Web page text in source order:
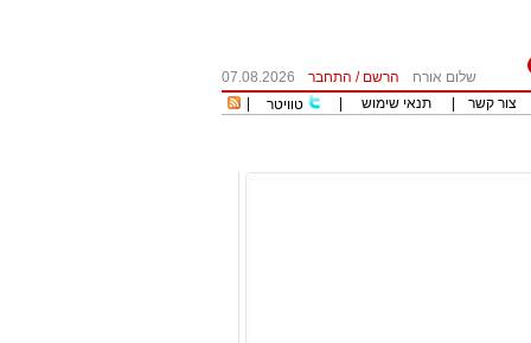
שלום אורח הרשם / התחבר
07.08.2026
צור קשר תנאי שימוש טוויטר